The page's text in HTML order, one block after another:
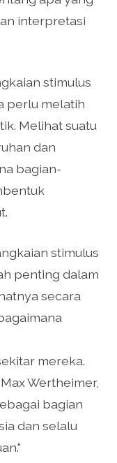
interpretasi
stimulus
perlu melatih
Melihat suatu
dan
bagian-
stimulus
penting dalam
secara
mereka.
Wertheimer,
bagian
dan selalu